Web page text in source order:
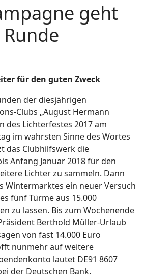
geht
für den guten Zweck
der diesjährigen
Clubs „August Hermann
des Lichterfestes 2017 am
im wahrsten Sinne des Wortes
das Clubhilfswerk die
Anfang Januar 2018 für den
Lichter zu sammeln. Dann
Wintermarktes ein neuer Versuch
fünf Türme aus 15.000
zu lassen. Bis zum Wochenende
Berthold Müller-Urlaub
von fast 14.000 Euro
nunmehr auf weitere
lautet DE91 8607
der Deutschen Bank.